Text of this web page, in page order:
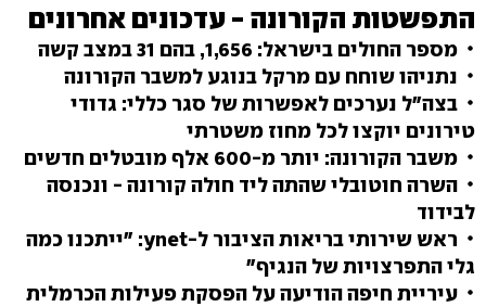
התפשטות הקורונה - עדכונים אחרונים
מספר החולים בישראל: 1,656, בהם 31 במצב קשה
נתניהו שוחח עם מרקל בנוגע למשבר הקורונה
בצה"ל נערכים לאפשרות של סגר כללי: גדודי
טירונים יוקצו לכל מחוז משטרתי
משבר הקורונה: יותר מ-600 אלף מובטלים חדשים
השרה חוטובלי שהתה ליד חולה קורונה - ונכנסה
לבידוד
ראש שירותי בריאות הציבור ל-ynet: "ייתכנו כמה
גלי התפרצויות של הנגיף"
עיריית חיפה הודיעה על הפסקת פעילות הכרמלית